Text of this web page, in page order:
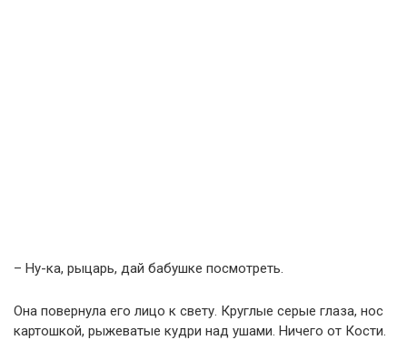
– Ну-ка, рыцарь, дай бабушке посмотреть.
Она повернула его лицо к свету. Круглые серые глаза, нос
картошкой, рыжеватые кудри над ушами. Ничего от Кости.